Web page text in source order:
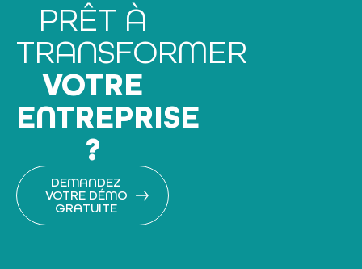
PRÊT À
TRANSFORMER
VOTRE
ENTREPRISE
?
DEMANDEZ
VOTRE DÉMO
GRATUITE